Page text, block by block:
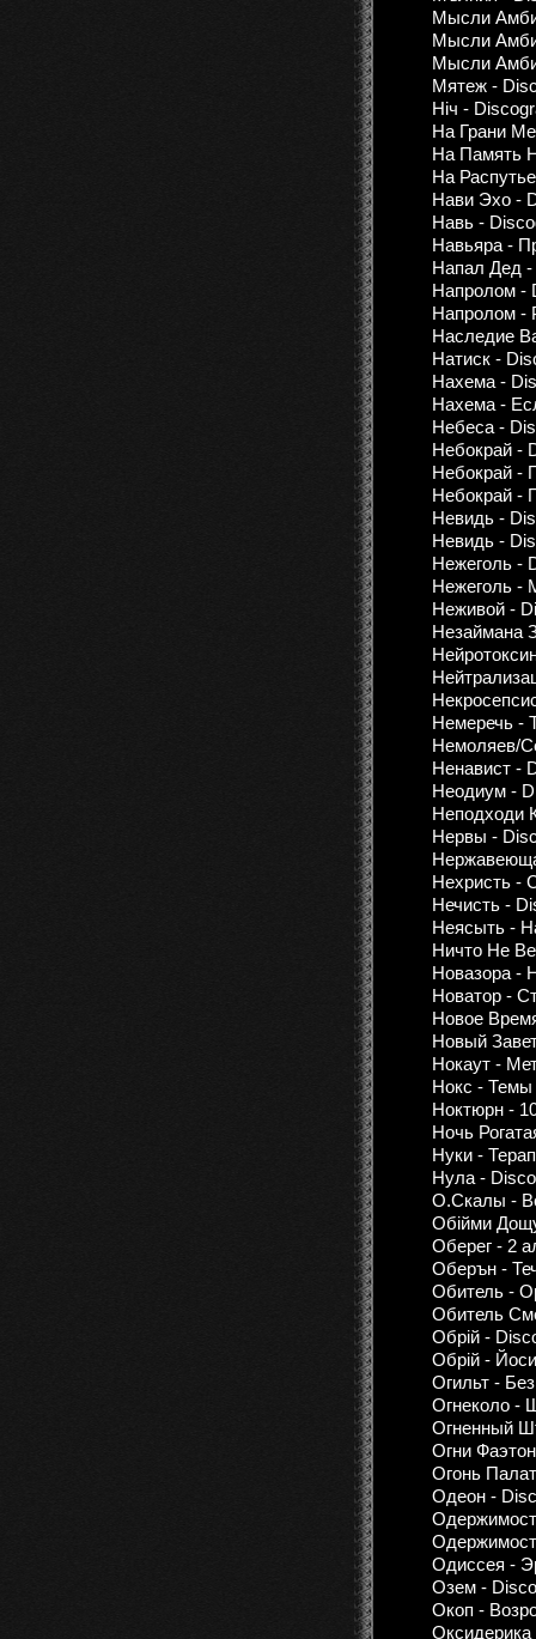
Мысли
Мысли
Мысли
Мятеж -
Ніч -
На Грани
На Память
На
Нави Эхо -
Навь -
Навьяра -
Напал Дед
Напролом -
Напролом -
Наследие
Натиск -
Нахема -
Нахема -
Небеса -
Небокрай -
Небокрай -
Небокрай -
Невидь -
Невидь -
Нежеголь -
Нежеголь -
Неживой -
Незаймана
Немеречь -
Немоляев/
Ненавист -
Неодиум -
Неподходи
Нервы -
Нехристь -
Нечисть -
Неясыть -
Ничто Не
Новазора -
Новатор -
Новое
Новый
Нокаут -
Нокс - Темы
Ноктюрн -
Ночь
Нуки -
Нула -
О.Скалы -
Обійми
Оберег - 2
Оберън -
Обитель -
Обитель
Обрій -
Обрій -
Огильт -
Огнеколо -
Огненный
Огни
Огонь
Одеон -
Одиссея -
Озем -
Окоп -
Оксидерика